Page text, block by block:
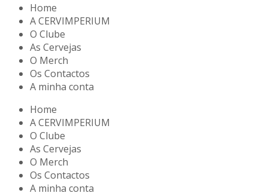
Home
A CERVIMPERIUM
O Clube
As Cervejas
O Merch
Os Contactos
A minha conta
Home
A CERVIMPERIUM
O Clube
As Cervejas
O Merch
Os Contactos
A minha conta